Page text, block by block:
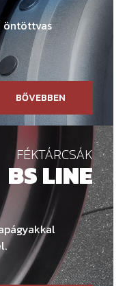
öntöttvas
BŐVEBBEN
FÉKTÁRCSÁK
BS LINE